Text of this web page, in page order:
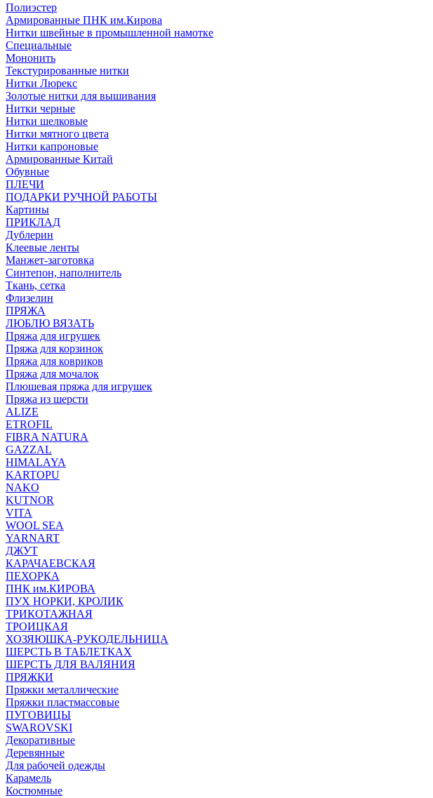
Полиэстер
Армированные ПНК им.Кирова
Нитки швейные в промышленной намотке
Специальные
Мононить
Текстурированные нитки
Нитки Люрекс
Золотые нитки для вышивания
Нитки черные
Нитки шелковые
Нитки мятного цвета
Нитки капроновые
Армированные Китай
Обувные
ПЛЕЧИ
ПОДАРКИ РУЧНОЙ РАБОТЫ
Картины
ПРИКЛАД
Дублерин
Клеевые ленты
Манжет-заготовка
Синтепон, наполнитель
Ткань, сетка
Флизелин
ПРЯЖА
ЛЮБЛЮ ВЯЗАТЬ
Пряжа для игрушек
Пряжа для корзинок
Пряжа для ковриков
Пряжа для мочалок
Плюшевая пряжа для игрушек
Пряжа из шерсти
ALIZE
ETROFIL
FIBRA NATURA
GAZZAL
HIMALAYA
KARTOPU
NAKO
KUTNOR
VITA
WOOL SEA
YARNART
ДЖУТ
КАРАЧАЕВСКАЯ
ПЕХОРКА
ПНК им.КИРОВА
ПУХ НОРКИ, КРОЛИК
ТРИКОТАЖНАЯ
ТРОИЦКАЯ
ХОЗЯЮШКА-РУКОДЕЛЬНИЦА
ШЕРСТЬ В ТАБЛЕТКАХ
ШЕРСТЬ ДЛЯ ВАЛЯНИЯ
ПРЯЖКИ
Пряжки металлические
Пряжки пластмассовые
ПУГОВИЦЫ
SWAROVSKI
Декоративные
Деревянные
Для рабочей одежды
Карамель
Костюмные